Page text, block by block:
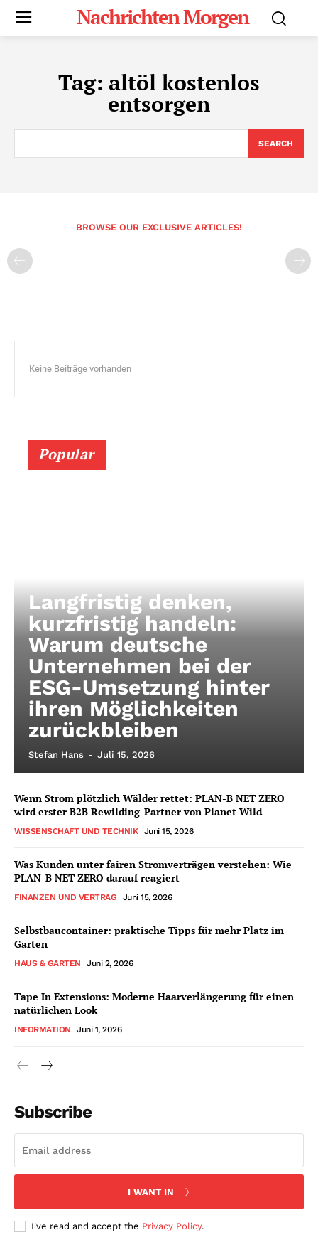
Nachrichten Morgen
Tag: altöl kostenlos
entsorgen
SEARCH
BROWSE OUR EXCLUSIVE ARTICLES!
Keine Beiträge vorhanden
Popular
Langfristig denken,
kurzfristig handeln:
Warum deutsche
Unternehmen bei der
ESG-Umsetzung hinter
ihren Möglichkeiten
zurückbleiben
Stefan Hans - Juli 15, 2026
Wenn Strom plötzlich Wälder rettet: PLAN-B NET ZERO
wird erster B2B Rewilding-Partner von Planet Wild
WISSENSCHAFT UND TECHNIK Juni 15, 2026
Was Kunden unter fairen Stromverträgen verstehen: Wie
PLAN-B NET ZERO darauf reagiert
FINANZEN UND VERTRAG Juni 15, 2026
Selbstbaucontainer: praktische Tipps für mehr Platz im
Garten
HAUS & GARTEN Juni 2, 2026
Tape In Extensions: Moderne Haarverlängerung für einen
natürlichen Look
INFORMATION Juni 1, 2026
Subscribe
I WANT IN
I've read and accept the Privacy Policy.